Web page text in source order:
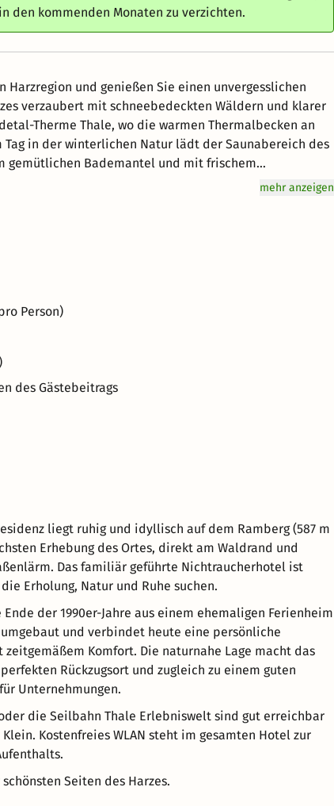
den kommenden Monaten zu verzichten.
und genießen Sie einen unvergesslichen
verzaubert mit schneebedeckten Wäldern und klarer
Therme Thale, wo die warmen Thermalbecken an
gemütlichen Bademantel und mit frischem
Dieser Winter-Kurzurlaub bietet die perfektemehr anzeigen
Person)
des Gästebeitrags
liegt ruhig und idyllisch auf dem Ramberg (587 m
Erhebung des Ortes, direkt am Waldrand und
Das familiär geführte Nichtraucherhotel ist
Erholung, Natur und Ruhe suchen.
Ende der 1990er-Jahre aus einem ehemaligen Ferienheim
und verbindet heute eine persönliche
zeitgemäßem Komfort. Die naturnahe Lage macht das
Rückzugsort und zugleich zu einem guten
Unternehmungen.
die Seilbahn Thale Erlebniswelt sind gut erreichbar
Kostenfreies WLAN steht im gesamten Hotel zur
Seiten des Harzes.